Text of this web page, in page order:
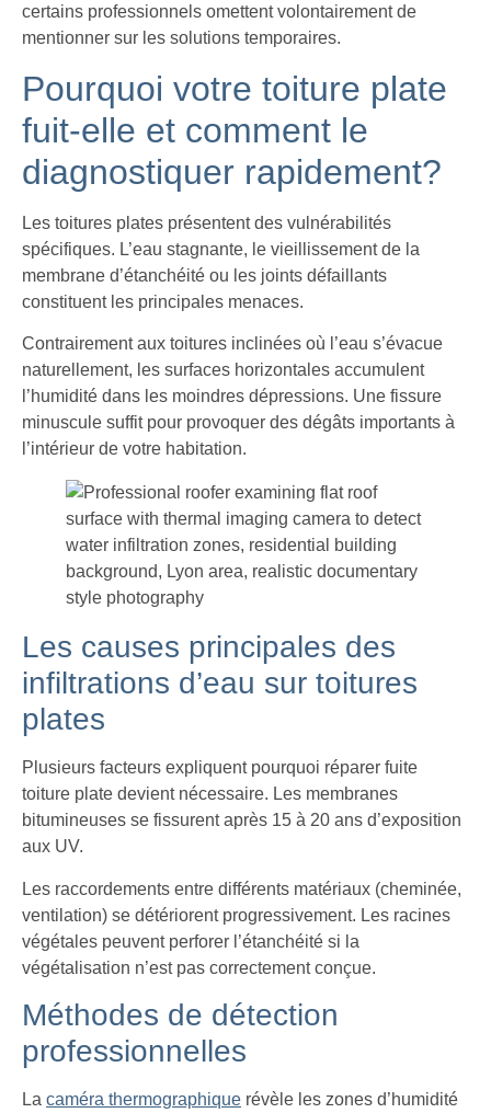
certains professionnels omettent volontairement de
mentionner sur les solutions temporaires.
Pourquoi votre toiture plate
fuit-elle et comment le
diagnostiquer rapidement?
Les toitures plates présentent des vulnérabilités
spécifiques. L’eau stagnante, le vieillissement de la
membrane d’étanchéité ou les joints défaillants
constituent les principales menaces.
Contrairement aux toitures inclinées où l’eau s’évacue
naturellement, les surfaces horizontales accumulent
l’humidité dans les moindres dépressions. Une fissure
minuscule suffit pour provoquer des dégâts importants à
l’intérieur de votre habitation.
Les causes principales des
infiltrations d’eau sur toitures
plates
Plusieurs facteurs expliquent pourquoi réparer fuite
toiture plate devient nécessaire. Les membranes
bitumineuses se fissurent après 15 à 20 ans d’exposition
aux UV.
Les raccordements entre différents matériaux (cheminée,
ventilation) se détériorent progressivement. Les racines
végétales peuvent perforer l’étanchéité si la
végétalisation n’est pas correctement conçue.
Méthodes de détection
professionnelles
La caméra thermographique révèle les zones d’humidité